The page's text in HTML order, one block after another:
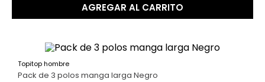
AGREGAR AL CARRITO
40 %
Topitop hombre
Pack de 3 polos manga larga Negro